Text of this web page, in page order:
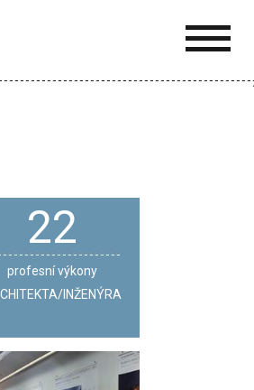
22
profesní výkony
INŽENÝRA